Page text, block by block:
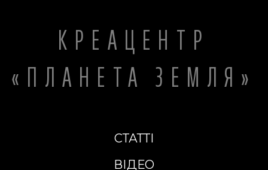
КРЕАЦЕНТР
«ПЛАНЕТА ЗЕМЛЯ»
СТАТТІ
ВІДЕО